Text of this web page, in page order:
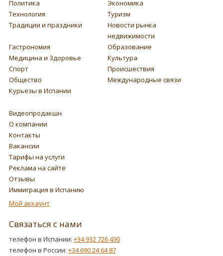
Политика
Экономика
Технология
Туризм
Традиции и праздники
Новости рынка
недвижимости
Гастрономия
Образование
Медицина и Здоровье
Культура
Спорт
Происшествия
Общество
Международные связи
Курьезы в Испании
Видеопродакшн
О компании
Контакты
Вакансии
Тарифы на услуги
Реклама на сайте
Отзывы
Иммиграция в Испанию
Мой аккаунт
Связаться с нами
телефон в Испании: +34 932 726 490
телефон в России: +34 690 24 64 87